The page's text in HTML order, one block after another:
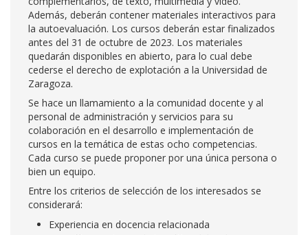
Además, deberán contener materiales interactivos para
la autoevaluación. Los cursos deberán estar finalizados
antes del 31 de octubre de 2023. Los materiales
quedarán disponibles en abierto, para lo cual debe
cederse el derecho de explotación a la Universidad de
Zaragoza.
Se hace un llamamiento a la comunidad docente y al
personal de administración y servicios para su
colaboración en el desarrollo e implementación de
cursos en la temática de estas ocho competencias.
Cada curso se puede proponer por una única persona o
bien un equipo.
Entre los criterios de selección de los interesados se
considerará:
Experiencia en docencia relacionada